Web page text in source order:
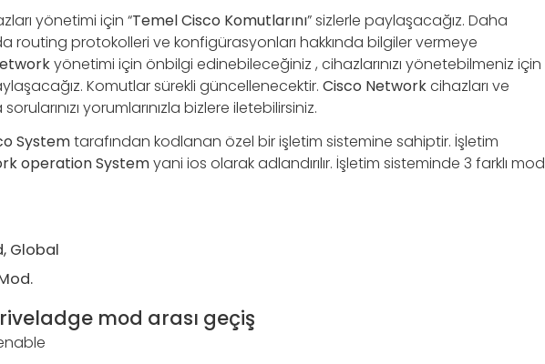
yönetimi için “Temel Cisco Komutlarını” sizlerle paylaşacağız. Daha
routing protokolleri ve konfigürasyonları hakkında bilgiler vermeye
yönetimi için önbilgi edinebileceğiniz , cihazlarınızı yönetebilmeniz için
Komutlar sürekli güncellenecektir. Cisco Networkcihazları ve
yorumlarınızla bizlere iletebilirsiniz.
Systemtarafından kodlanan özel bir işletim sistemine sahiptir. İşletim
operation Systemyani ios olarak adlandırılır. İşletim sisteminde 3 farklı mod
Global
mod arası geçiş